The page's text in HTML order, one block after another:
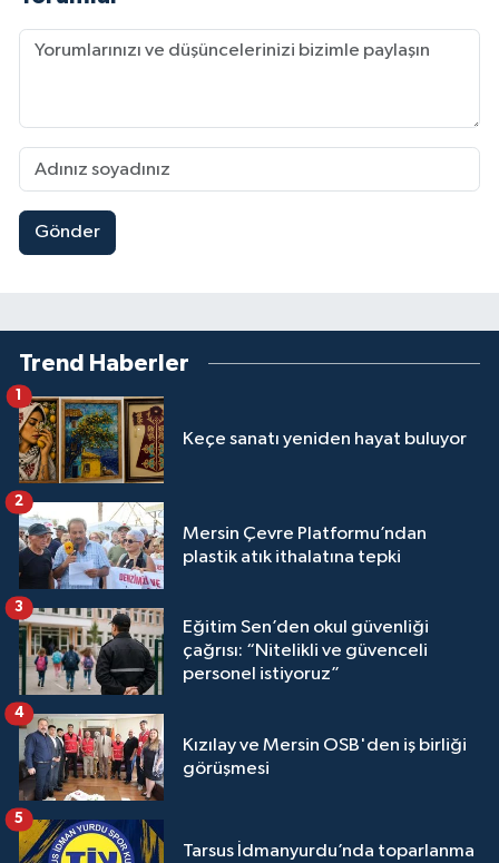
Gönder
Trend Haberler
Keçe sanatı yeniden hayat buluyor
1
Mersin Çevre Platformu’ndan
plastik atık ithalatına tepki
2
Eğitim Sen’den okul güvenliği
çağrısı: “Nitelikli ve güvenceli
personel istiyoruz”
3
Kızılay ve Mersin OSB'den iş birliği
görüşmesi
4
Tarsus İdmanyurdu’nda toparlanma
5